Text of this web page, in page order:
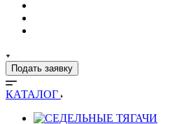
Подать заявку
КАТАЛОГ